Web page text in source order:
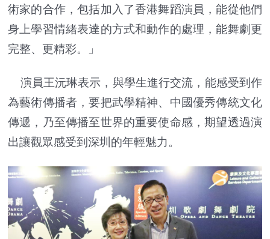
術家的合作，包括加入了香港舞蹈演員，能從他們
身上學習情緒表達的方式和動作的處理，能舞劇更
完整、更精彩。」
演員王沅琳表示，與學生進行交流，能感受到作
為藝術傳播者，要把武學精神、中國優秀傳統文化
傳遞，乃至傳播至世界的重要使命感，期望透過演
出讓觀眾感受到深圳的年輕魅力。